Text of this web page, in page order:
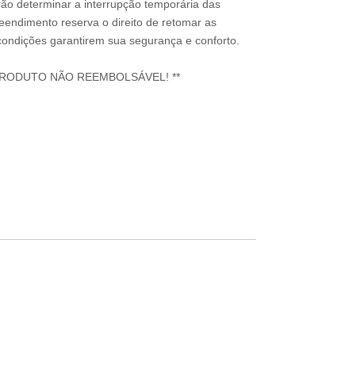
determinar a interrupção temporária das
reserva o direito de retomar as
garantirem sua segurança e conforto.
NÃO REEMBOLSÁVEL! **